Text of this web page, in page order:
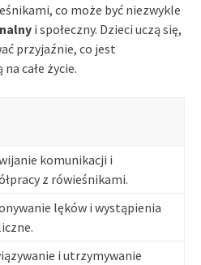
co może być niezwykle
i społeczny. Dzieci uczą się,
przyjaźnie, co jest
całe życie.
komunikacji i
z rówieśnikami.
lęków i wystąpienia
i utrzymywanie